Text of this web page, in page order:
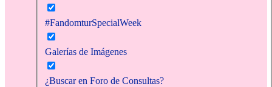
#FandomturSpecialWeek
Galerías de Imágenes
¿Buscar en Foro de Consultas?